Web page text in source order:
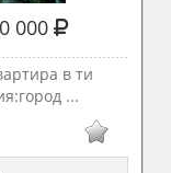
000
в ти
...